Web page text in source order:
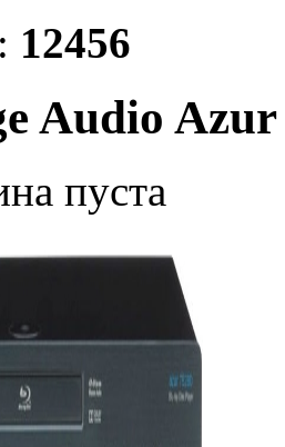
12456
Audio Azur
пуста